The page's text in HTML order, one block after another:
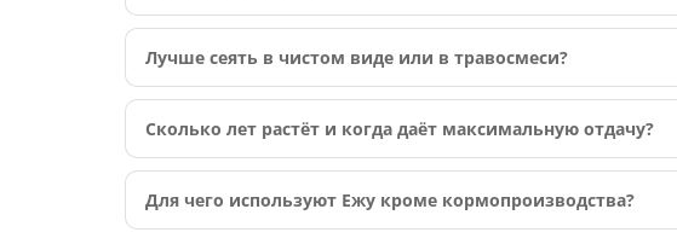
Лучше сеять в чистом виде или в травосмеси?
Сколько лет растёт и когда даёт максимальную отдачу?
Для чего используют Ежу кроме кормопроизводства?